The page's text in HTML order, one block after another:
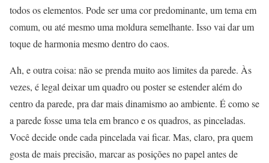
todos os elementos. Pode ser uma cor predominante, um tema em
comum, ou até mesmo uma moldura semelhante. Isso vai dar um
toque de harmonia mesmo dentro do caos.
Ah, e outra coisa: não se prenda muito aos limites da parede. Às
vezes, é legal deixar um quadro ou poster se estender além do
centro da parede, pra dar mais dinamismo ao ambiente. É como se
a parede fosse uma tela em branco e os quadros, as pinceladas.
Você decide onde cada pincelada vai ficar. Mas, claro, pra quem
gosta de mais precisão, marcar as posições no papel antes de